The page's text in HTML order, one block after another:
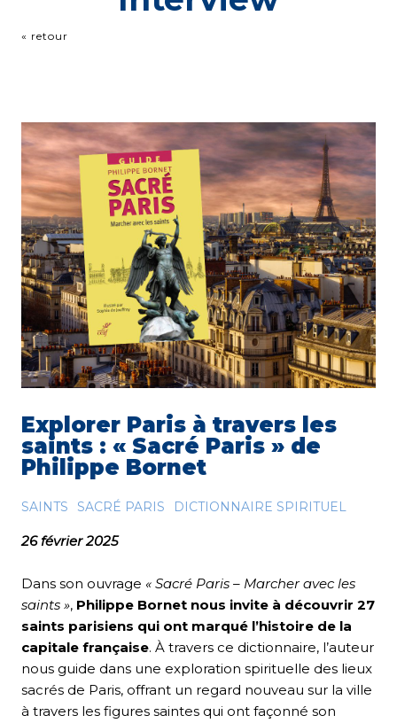
« retour
Explorer Paris à travers les
saints : « Sacré Paris » de
Philippe Bornet
SAINTS SACRÉ PARIS DICTIONNAIRE SPIRITUEL
26 février 2025
Dans son ouvrage « Sacré Paris – Marcher avec les
saints », Philippe Bornet nous invite à découvrir 27
saints parisiens qui ont marqué l’histoire de la
capitale française. À travers ce dictionnaire, l’auteur
nous guide dans une exploration spirituelle des lieux
sacrés de Paris, offrant un regard nouveau sur la ville
à travers les figures saintes qui ont façonné son